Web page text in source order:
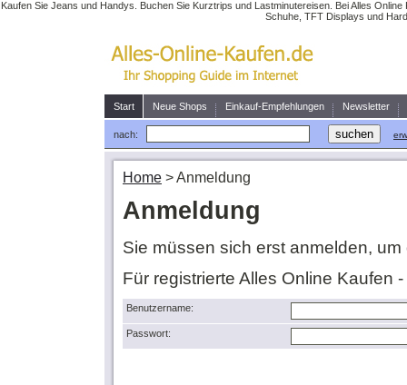
Kaufen Sie Jeans und Handys. Buchen Sie Kurztrips und Lastminutereisen. Bei Alles
Schuhe, TFT Displays und
Start Neue Shops Einkauf-Empfehlungen Newsletter
nach:
Home >Anmeldung
Anmeldung
Sie müssen sich erst anmelden,
Für registrierte Alles Online Kaufen
Benutzername:
Passwort: